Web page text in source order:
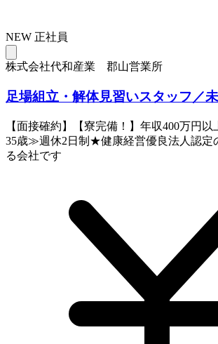
NEW 正社員
株式会社代和産業 郡山営業所
足場組立・解体見習いスタッフ／
【面接確約】【寮完備！】年収400万円
35歳≫週休2日制★健康経営優良法人認定
る会社です